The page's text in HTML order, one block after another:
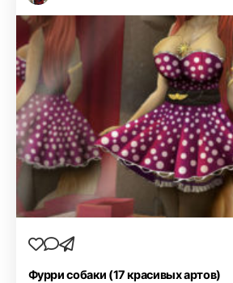
Фурри собаки (17 красивых артов)